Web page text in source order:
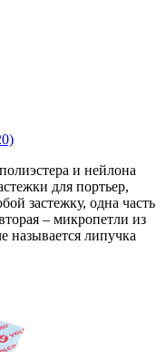
и нейлона
для портьер,
застежку, одна часть
– микропетли из
липучка